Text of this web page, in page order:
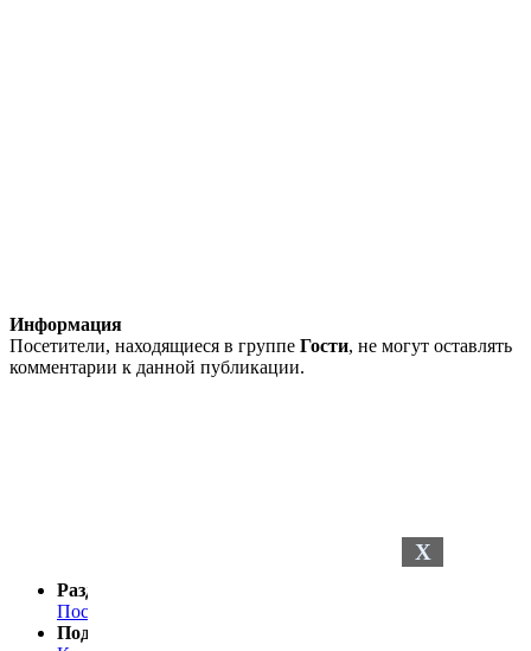
X
Информация
Посетители, находящиеся в группе Гости, не могут оставлять
комментарии к данной публикации.
Разделы сайта
Последние новости
Поддержка